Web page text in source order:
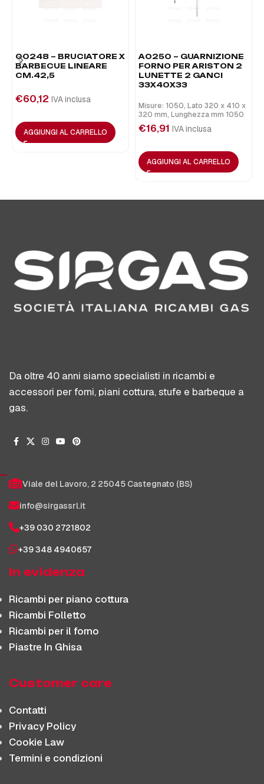
00248 – BRUCIATORE X
BARBECUE LINEARE
CM.42,5
€60,12 IVA inclusa
AGGIUNGI AL CARRELLO
A0250 – GUARNIZIONE
FORNO PER ARISTON 2
LUNETTE 2 GANCI
33X40X33
Misure: 1050, Lato 320 x 410 x
320 mm, Lunghezza mm 1050
€16,91 IVA inclusa
AGGIUNGI AL CARRELLO
Da oltre 40 anni siamo specialisti in ricambi e
accessori per forni, piani cottura, stufe e barbeque a
gas.
Viale del Lavoro, 2 25045 Castegnato (BS)
info@sirgassrl.it
+39 030 2721802
+39 348 4940657
In evidenza
Ricambi per piano cottura
Ricambi Folletto
Ricambi per il forno
Piastre In Ghisa
Customer care
Contatti
Privacy Policy
Cookie Law
Termini e condizioni